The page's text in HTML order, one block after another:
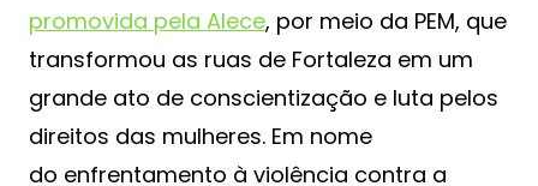
promovida pela Alece, por meio da PEM, que
transformou as ruas de Fortaleza em um
grande ato de conscientização e luta pelos
direitos das mulheres. Em nome
do enfrentamento à violência contra a